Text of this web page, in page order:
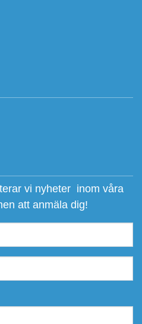
vi nyheter inom våra
att anmäla dig!